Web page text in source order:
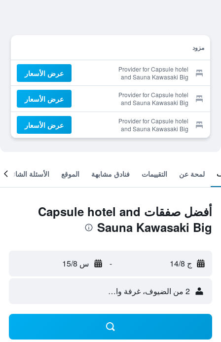
مزود
Provider for Capsule hotel
and Sauna Kawasaki Big
عرض الأسعار
Provider for Capsule hotel
and Sauna Kawasaki Big
عرض الأسعار
Provider for Capsule hotel
and Sauna Kawasaki Big
عرض الأسعار
لمحة عن التقييمات فنادق مشابهة الموقع الأسئلة الشائعة
أفضل صفقات Capsule hotel and
Sauna Kawasaki Big
ج 14/8 - س 15/8
2 من الضيوف، غرفة واحدة